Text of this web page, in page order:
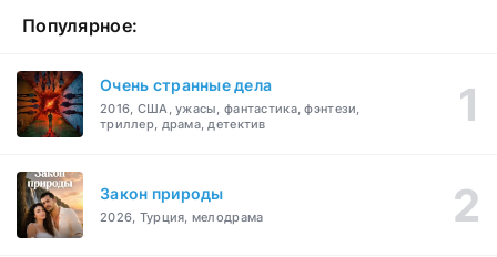
Популярное:
Очень странные дела
2016, США, ужасы, фантастика, фэнтези,
триллер, драма, детектив
Закон природы
2026, Турция, мелодрама